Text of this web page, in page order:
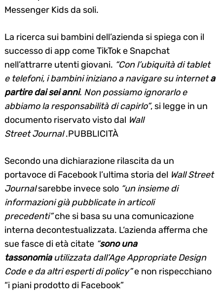
Messenger Kids da soli.
La ricerca sui bambini dell’azienda si spiega con il
successo di app come TikTok e Snapchat
nell’attrarre utenti giovani. “Con l’ubiquità di tablet
e telefoni, i bambini iniziano a navigare su interneta
partire dai sei anni. Non possiamo ignorarlo e
abbiamo la responsabilità di capirlo”, si legge in un
documento riservato visto dal Wall
StreetJournal.PUBBLICITÀ
Secondo una dichiarazione rilascita da un
portavoce di Facebook l’ultima storia del Wall Street
Journalsarebbe invece solo “un insieme di
informazioni già pubblicate in articoli
precedenti”che si basa su una comunicazione
interna decontestualizzata. L‘azienda afferma che
sue fasce di età citate “sono una
tassonomiautilizzata dall’Age Appropriate Design
Code e da altri esperti di policy”e non rispecchiano
“i piani prodotto di Facebook”